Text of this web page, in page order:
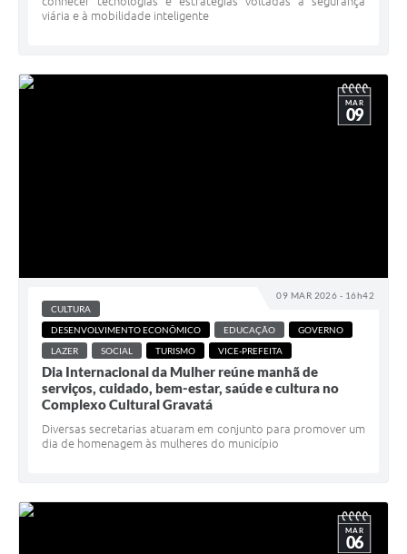
viária e à mobilidade inteligente
09 MAR 2026 - 16h42
MAR
09
CULTURA
DESENVOLVIMENTO ECONÔMICO
EDUCAÇÃO
GOVERNO
LAZER
SOCIAL TURISMO VICE-PREFEITA
Dia Internacional da Mulher reúne manhã de
serviços, cuidado, bem-estar, saúde e cultura no
Complexo Cultural Gravatá
Diversas secretarias atuaram em conjunto para promover um
dia de homenagem às mulheres do município
MAR
06